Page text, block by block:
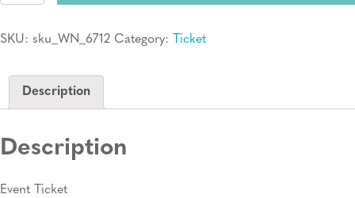
quantity
SKU: sku_WN_6712 Category: Ticket
Description
Description
Event Ticket